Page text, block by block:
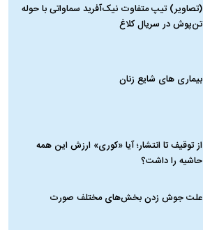
(تصاویر) تیپ متفاوت نیک‌آفرید سماواتی با حوله
تن‌پوش در سریال کلاغ
بیماری‌ های شایع زنان
از توقیف تا انتشار؛ آیا «کوری» ارزش این همه
حاشیه را داشت؟
علت جوش زدن بخش‌های مختلف صورت